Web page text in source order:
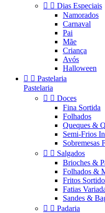
  Dias Especiais
Namorados
Carnaval
Pai
Mãe
Criança
Avós
Halloween
  Pastelaria
Pastelaria
  Doces
Fina Sortida
Folhados
Queques &
Semi-Frios
Sobremesas
  Salgados
Brioches &
Folhados &
Fritos
Fatias
Sandes &
  Padaria